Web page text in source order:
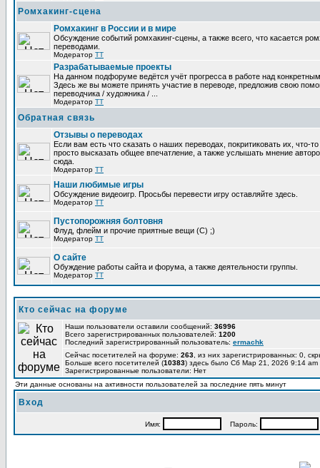
Ромхакинг-сцена
Ромхакинг в России и в мире
Обсуждение событий ромхакинг-сцены, а также всего, что касается
переводами.
Модератор TT
Разрабатываемые проекты
На данном подфоруме ведётся учёт прогресса в работе над
Здесь же вы можете принять участие в переводе, предложив свою
переводчика / художника / ...
Модератор TT
Обратная связь
Отзывы о переводах
Если вам есть что сказать о наших переводах, покритиковать их, что-
просто высказать общее впечатление, а также услышать мнение
сюда.
Модератор TT
Наши любимые игры
Обсуждение видеоигр. Просьбы перевести игру оставляйте здесь.
Модератор TT
Пустопорожняя болтовня
Флуд, флейм и прочие приятные вещи (C) ;)
Модератор TT
О сайте
Обуждение работы сайта и форума, а также деятельности группы.
Модератор TT
Кто сейчас на форуме
Наши пользователи оставили сообщений: 36996
Всего зарегистрированных пользователей: 1200
Последний зарегистрированный пользователь: ermachk
Сейчас посетителей на форуме: 263 , из них зарегистрированных: 0,
Больше всего посетителей (10383) здесь было Сб Мар 21, 2026 9:14 am
Зарегистрированные пользователи: Нет
Эти данные основаны на активности пользователей за последние пять минут
Вход
Имя: Пароль: